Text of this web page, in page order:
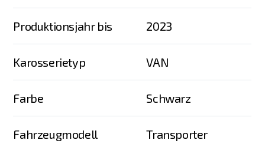
Produktionsjahr bis 2023
Karosserietyp VAN
Farbe Schwarz
Fahrzeugmodell Transporter